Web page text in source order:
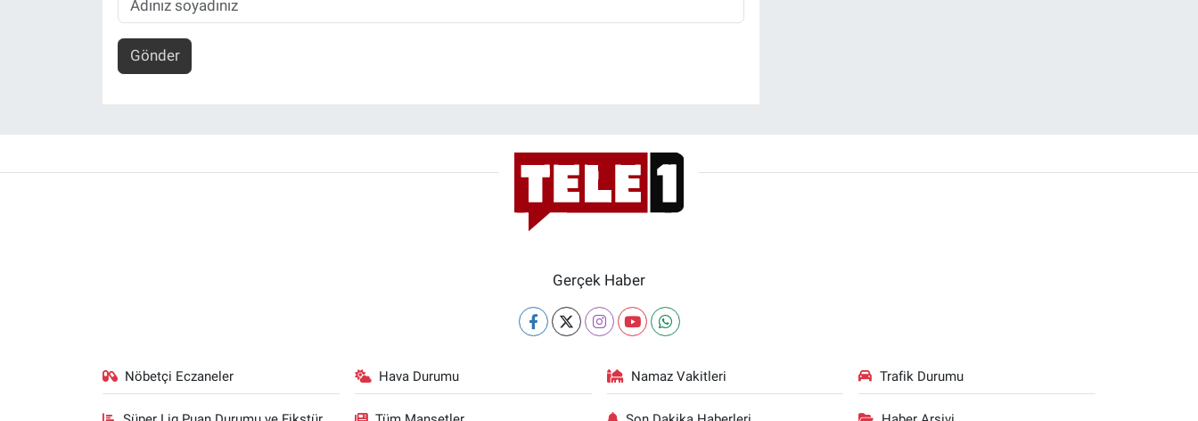
Gönder
Gerçek Haber
Nöbetçi Eczaneler Hava Durumu Namaz Vakitleri Trafik Durumu